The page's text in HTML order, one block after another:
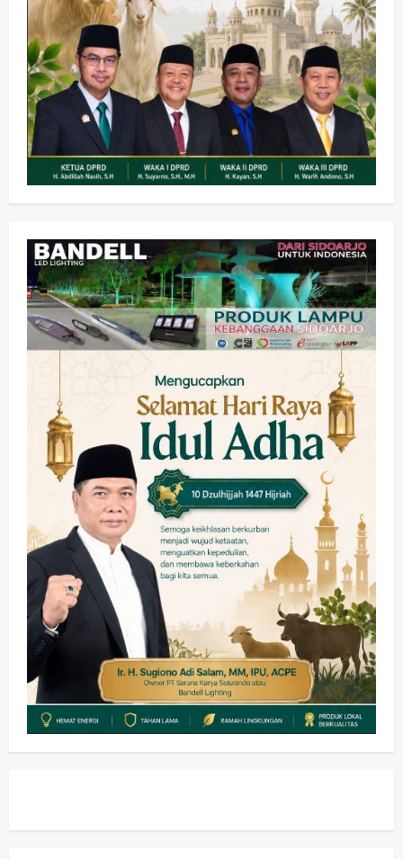
2
Adu Taktik di Atas Rumput Sintetis:
PWI dan Sapma PP Sidoarjo
Memanaskan Mesin Menuju Piala
Soccer
wartanusa 5 Agustus 2026
Ekonomi Hiburan Pemerintahan
HOT NEWS: Ribuan Warga Wage
Tumplek Blek di Bazar Rakyat Jalan
Jambu, Borong Kuliner UMKM Sambil
Nonton Jaranan!
wartanusa 4 Agustus 2026
4
Keagamaan Pemerintahan
Pemkab Sidoarjo & Muhammadiyah
Sinergi Permudah Perizinan, Wakaf,
hingga Hibah
wartanusa 4 Agustus 2026
5
Keagamaan Pemerintahan
Hadir di Pengajian Qurrota A’yun,
Wabup Sidoarjo Minta Doa Jamaah
Agar Tetap Amanah Memimpin
wartanusa 4 Agustus 2026
Kesehatan Pembangunan
Pemerintahan
PANAS! Kalah Tender Proyek RSUD
Sibar Rp 9,9 M, Beranikah CV Tiga
Anugerah Utama Pertaruhkan